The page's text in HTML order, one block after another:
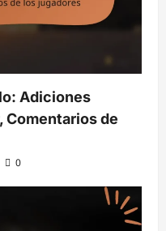
Adiciones
Comentarios de
0